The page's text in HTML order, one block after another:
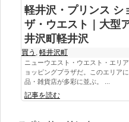
軽井沢・プリンス シ
ザ・ウエスト｜大型
井沢町軽井沢
買う , 軽井沢町
ニューウエスト・ウエスト・エリ
ョッピングプラザだ。このエリア
品・雑貨店が多彩に並ぶ。 ...
記事を読む